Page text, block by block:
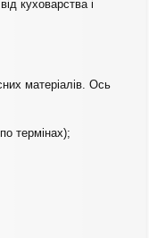
куховарства і
матеріалів. Ось
термінах);